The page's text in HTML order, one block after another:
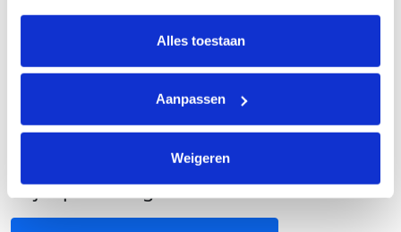
intrekken via Cookie instellingen onderaan de pagina. De
lijst met cookies is te vinden in het tabblad “details”.
Alles toestaan
Aanpassen
Weigeren
Privacyverklaring
Cookie instellingen
Algemene voorwaarden
Over KWF Kankerbestrijding
Blijf op de hoogte